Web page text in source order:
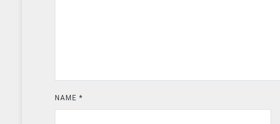
NAME *